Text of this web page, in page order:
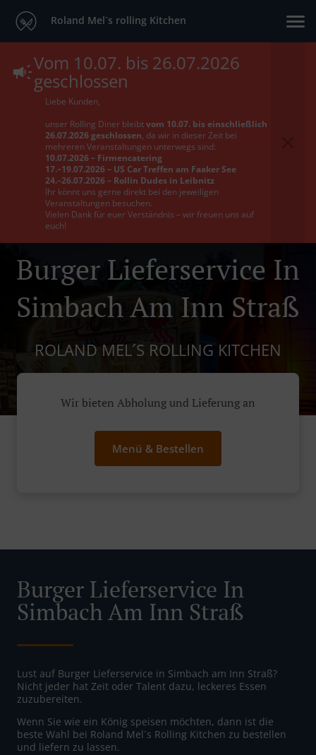
Roland Mel´s rolling Kitchen
Vom 10.07. bis 26.07.2026
geschlossen
Liebe Kunden,
unser Rolling Diner bleibtvom 10.07. bis einschließlich
26.07.2026 geschlossen, da wir in dieser Zeit bei
mehreren Veranstaltungen unterwegs sind:
10.07.2026 – Firmencatering
17.–19.07.2026 – US Car Treffen am Faaker See
24.–26.07.2026 – Rollin Dudes in Leibnitz
Ihr könnt uns gerne direkt bei den jeweiligen
Veranstaltungen besuchen.
Vielen Dank für euer Verständnis – wir freuen uns auf
euch!
Burger Lieferservice In
Simbach Am Inn Straß
ROLAND MEL´S ROLLING KITCHEN
Wir bieten Abholung und Lieferung an
Menü & Bestellen
Burger Lieferservice In
Simbach Am Inn Straß
Lust auf Burger Lieferservice in Simbach am Inn Straß?
Nicht jeder hat Zeit oder Talent dazu, leckeres Essen
zuzubereiten.
Wenn Sie wie ein König speisen möchten, dann ist die
beste Wahl bei Roland Mel´s Rolling Kitchen zu bestellen
und liefern zu lassen.